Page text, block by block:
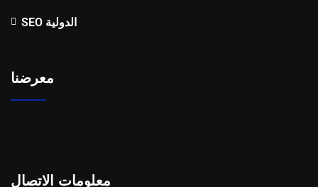
SEO الدولية
معرضنا
معلومات الاتصال